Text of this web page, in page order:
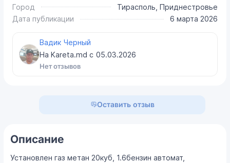
Город
Тирасполь, Приднестровье
Дата публикации
6 марта 2026
Вадик Черный
На Kareta.md с 05.03.2026
Нет отзывов
Оставить отзыв
Описание
Установлен газ метан 20куб, 1.6бензин автомат,